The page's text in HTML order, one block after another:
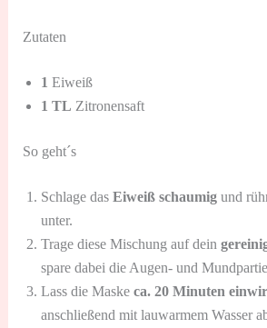
Zutaten
1 Eiweiß
1 TL Zitronensaft
So geht´s
Schlage dasEiweiß schaumigund
unter.
Trage diese Mischung auf dein
spare dabei die Augen- und
Lass die Maske ca. 20 Minuten
anschließend mit lauwarmem Wasser